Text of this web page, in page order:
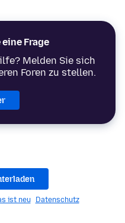
Frage
Melden Sie sich
Foren zu stellen.
ist neu Datenschutz